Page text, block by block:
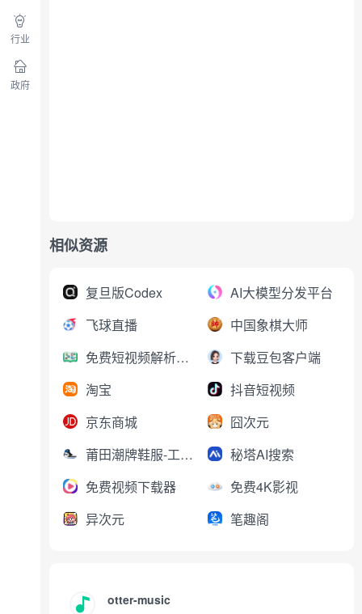
行业
政府
相似资源
复旦版Codex
AI大模型分发平台
飞球直播
中国象棋大师
免费短视频解析下载
下载豆包客户端
淘宝
抖音短视频
京东商城
囧次元
莆田潮牌鞋服-工厂直销
秘塔AI搜索
免费视频下载器
免费4K影视
异次元
笔趣阁
otter-music